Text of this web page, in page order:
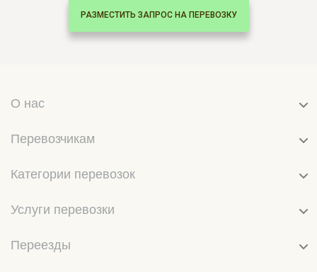
РАЗМЕСТИТЬ ЗАПРОС НА ПЕРЕВОЗКУ
О нас
Перевозчикам
Категории перевозок
Услуги перевозки
Переезды